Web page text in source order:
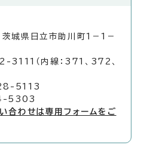
県日立市助川町1－1－
（内線：371、372、
5113
5303
合わせは専用フォームをご